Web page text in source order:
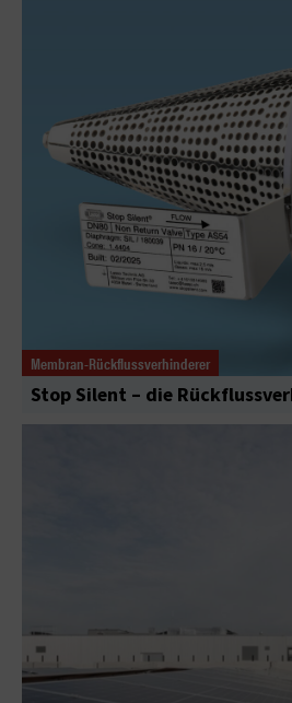
Membran-Rückflussverhinderer
Stop Silent – die